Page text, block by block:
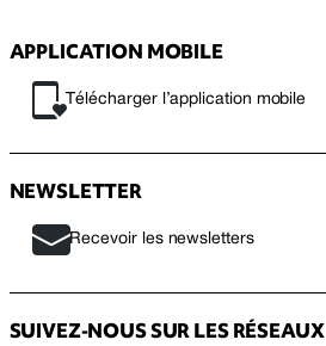
APPLICATION MOBILE
Télécharger l’application mobile
NEWSLETTER
Recevoir les newsletters
SUIVEZ-NOUS SUR LES RÉSEAUX